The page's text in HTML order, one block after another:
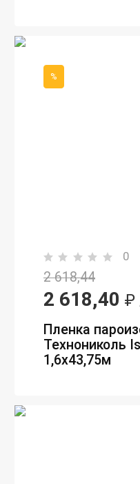
%
0
2 618,44
2 618,40 ₽
Пленка
Технониколь
1,6х43,75м